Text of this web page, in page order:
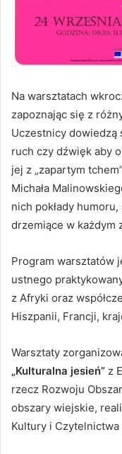
Na warsztatach
zapoznając się z
Uczestnicy dowiedzą
ruch czy dźwięk aby
jej z „zapartym
Michała
nich pokłady
drzemiące w każdym
Program warsztatów
ustnego
z Afryki oraz
Hiszpanii, Francji,
Warsztaty
„Kulturalna jesień” z
rzecz Rozwoju
obszary wiejskie,
Kultury i Czytelnictwa